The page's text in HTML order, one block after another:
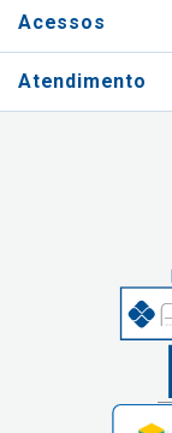
Acessos
Atendimento